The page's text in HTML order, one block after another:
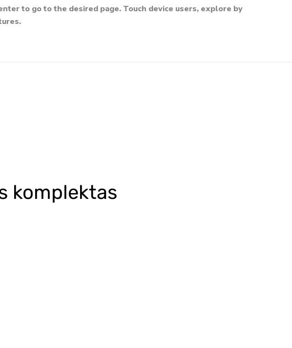
to go to the desired page. Touch device users, explore by
komplektas